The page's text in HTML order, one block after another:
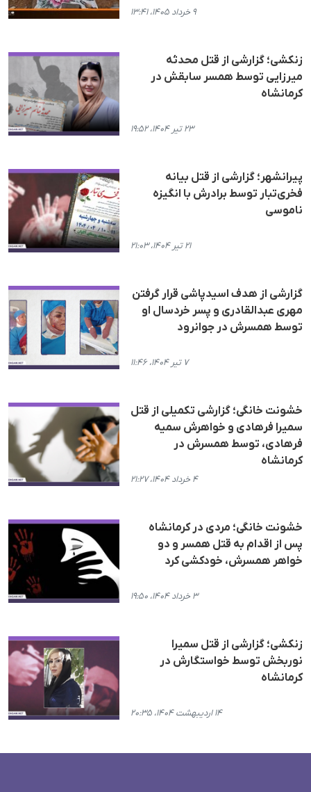
۹ خرداد ۱۴۰۵، ۱۳:۴۱
زنکشی؛ گزارشی از قتل محدثە
میرزایی توسط همسر سابقش در
کرمانشاه
۲۳ تیر ۱۴۰۴، ۱۹:۵۲
پیرانشهر؛ گزارشی از قتل بیانە
فخری‌تبار توسط برادرش با انگیزه
ناموسی
۲۱ تیر ۱۴۰۴، ۲۱:۰۳
گزارشی از هدف اسیدپاشی قرار گرفتن
مهری عبدالقادری و پسر خردسال او
توسط همسرش در جوانرود
۷ تیر ۱۴۰۴، ۱۱:۴۶
خشونت خانگی؛ گزارشی تکمیلی از قتل
سمیرا فرهادی و خواهرش سمیە
فرهادی، توسط همسرش در
کرمانشاه
۴ خرداد ۱۴۰۴، ۲۱:۲۷
خشونت خانگی؛ مردی در کرمانشاه
پس از اقدام به قتل همسر و دو
خواهر همسرش، خودکشی کرد
۳ خرداد ۱۴۰۴، ۱۹:۵۰
زنکشی؛ گزارشی از قتل سمیرا
نوربخش توسط خواستگارش در
کرمانشاه
۱۴ اردیبهشت ۱۴۰۴، ۲۰:۳۵